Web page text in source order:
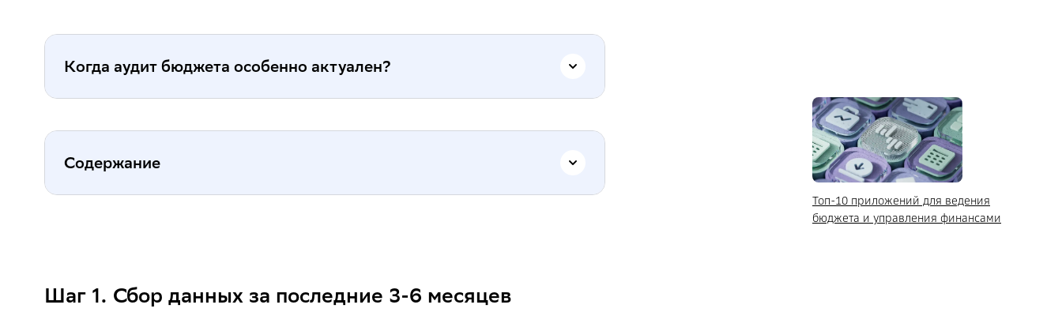
Когда аудит бюджета особенно актуален?
Приведём несколько ситуаций
Вы готовитесь к крупной покупке (квартира, машина, ремонт) и
не понимаете, как быстро накопить нужную сумму.
нет.
Содержание
Шаг 3. Анализ доходов и расходов
Топ-10 приложений для ведения
бюджета и управления финансами
Шаг 1. Сбор данных за последние 3-6 месяцев